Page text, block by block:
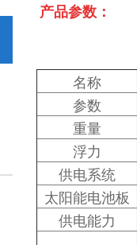
产品参数：
名称
参数
重量
浮力
供电系统
太阳能电池板
供电能力